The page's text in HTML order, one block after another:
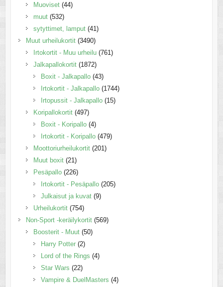
Muoviset (44)
muut (532)
sytyttimet, lamput (41)
Muut urheilukortit (3490)
Irtokortit - Muu urheilu (761)
Jalkapallokortit (1872)
Boxit - Jalkapallo (43)
Irtokortit - Jalkapallo (1744)
Irtopussit - Jalkapallo (15)
Koripallokortit (497)
Boxit - Koripallo (4)
Irtokortit - Koripallo (479)
Moottoriurheilukortit (201)
Muut boxit (21)
Pesäpallo (226)
Irtokortit - Pesäpallo (205)
Julkaisut ja kuvat (9)
Urheilukortit (754)
Non-Sport -keräilykortit (569)
Boosterit - Muut (50)
Harry Potter (2)
Lord of the Rings (4)
Star Wars (22)
Vampire & DuelMasters (4)